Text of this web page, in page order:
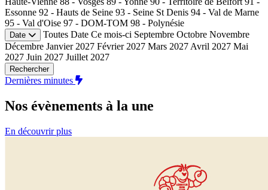
Essonne 92 - Hauts de Seine 93 - Seine St Denis 94 - Val de Marne
95 - Val d'Oise 97 - DOM-TOM 98 - Polynésie
Date Toutes Date Ce mois-ci Septembre Octobre Novembre
Décembre Janvier 2027 Février 2027 Mars 2027 Avril 2027 Mai
2027 Juin 2027 Juillet 2027
Rechercher
Dernières minutes
Nos évènements à la une
En découvrir plus